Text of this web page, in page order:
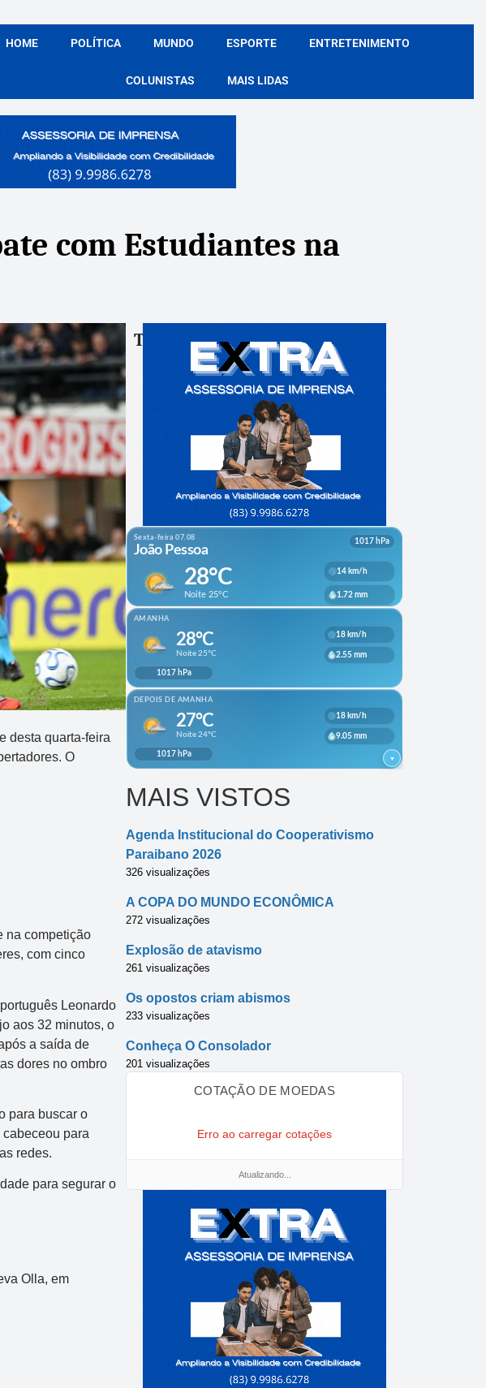
HOME POLÍTICA MUNDO ESPORTE ENTRETENIMENTO
COLUNISTAS MAIS LIDAS
com Estudiantes na
desta quarta-feira
O
na competição
com cinco
Leonardo
aos 32 minutos, o
a saída de
dores no ombro
para buscar o
para
redes.
para segurar o
Olla, em
Tags:Compartile:
MAIS VISTOS
Agenda Institucional do Cooperativismo
Paraibano 2026
326 visualizações
A COPA DO MUNDO ECONÔMICA
272 visualizações
Explosão de atavismo
261 visualizações
Os opostos criam abismos
233 visualizações
Conheça O Consolador
201 visualizações
COTAÇÃO DE MOEDAS
Erro ao carregar cotações
Atualizando...